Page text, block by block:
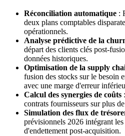
Réconciliation automatique :
deux plans comptables
opérationnels.
Analyse prédictive de la
départ des clients clés post-
données historiques.
Optimisation de la supply
fusion des stocks sur le besoin
avec une marge d'erreur
Calcul des synergies de coûts
contrats fournisseurs sur plus
Simulation des flux de
prévisionnels 2026 intégrant
d'endettement post-acquisition.